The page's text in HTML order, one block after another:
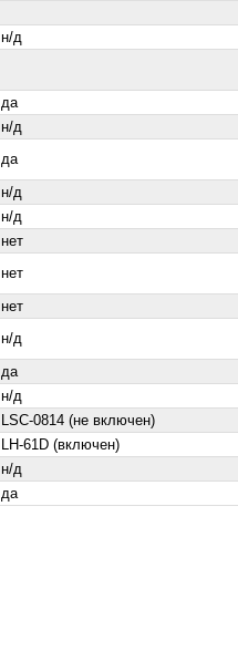
н/д
да
н/д
да
н/д
н/д
нет
нет
нет
н/д
да
н/д
LSC-0814 (не включен)
LH-61D (включен)
н/д
да